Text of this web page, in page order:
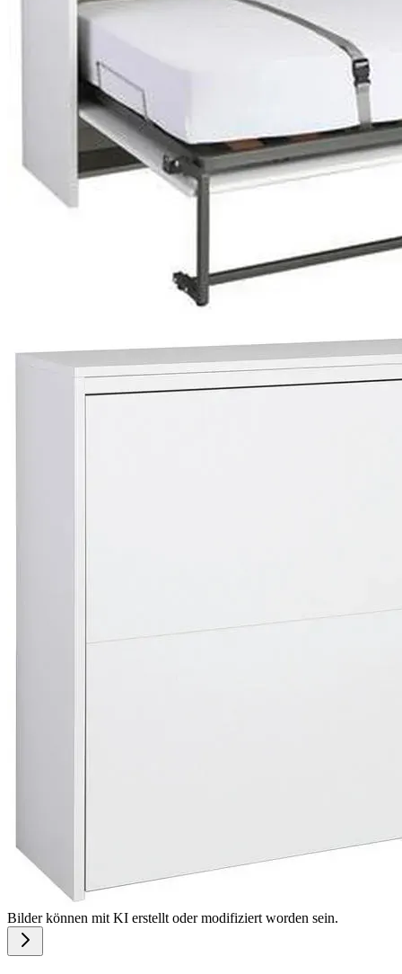
Bilder können mit KI erstellt oder modifiziert worden sein.